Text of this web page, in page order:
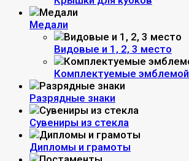
Медали
Видовые и 1, 2, 3 место
Комплектуемые эмблемой
Разрядные знаки
Сувениры из стекла
Дипломы и грамоты